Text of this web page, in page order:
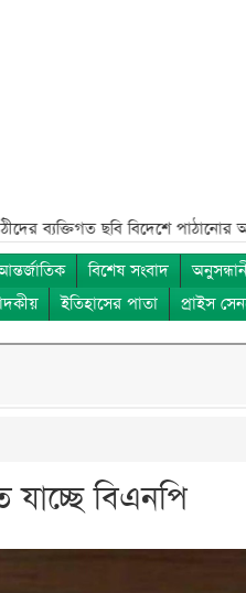
ছবি বিদেশে পাঠানোর অভিযোগে
বিশেষ সংবাদ
ইতিহাসের পাতা প্রাইস
যাচ্ছে বিএনপি